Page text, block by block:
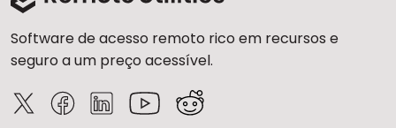
Software de acesso remoto rico em recursos e
seguro a um preço acessível.